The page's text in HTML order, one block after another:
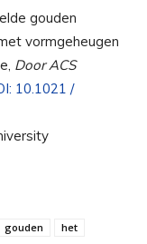
gouden
vormgeheugen
Door ACS
10.1021 /
gouden
het